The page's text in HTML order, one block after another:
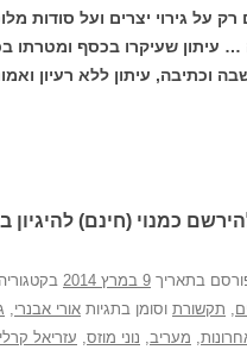
על גירוי יצרים ועל סודות
עיתון שעיקרו בכסף ומטרתו
וכתיבה, עיתון ללא רעיון
כמנוי (חינם) להיגיון
בתאריך 9 במרץ 2014 בקטגוריה
תקשורת וסומן בתגיות אורי אבנרי
מעריב נוני מוזס עזריאל